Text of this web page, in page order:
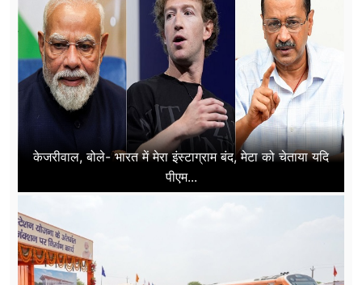
केजरीवाल, बोले- भारत में मेरा इंस्टाग्राम बंद, मेटा को चेताया यदि
पीएम...